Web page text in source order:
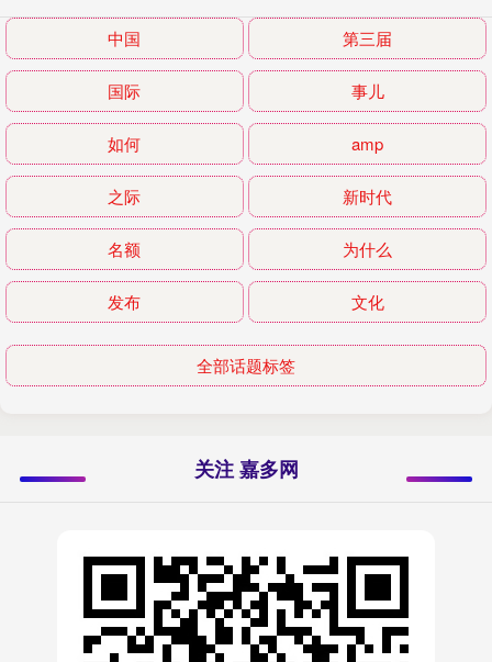
中国 第三届
国际 事儿
如何 amp
之际 新时代
名额 为什么
发布 文化
全部话题标签
关注 嘉多网